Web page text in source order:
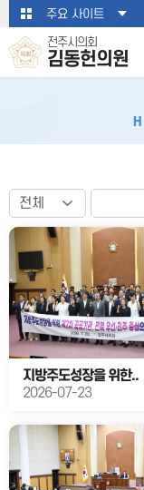
본문바로가기주요 사이트
전주시의회
김동헌의원
H
지방주도성장을 위한..
2026-07-23